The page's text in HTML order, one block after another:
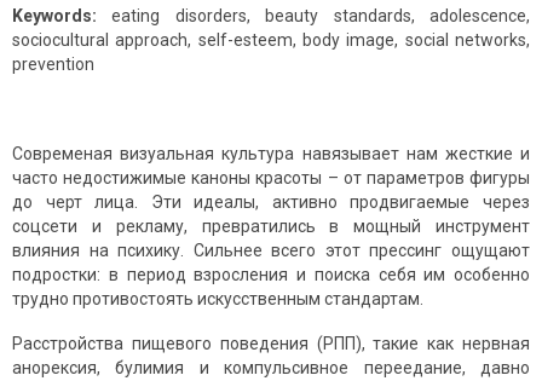
Keywords: eating disorders, beauty standards, adolescence,
sociocultural approach, self-esteem, body image, social networks,
prevention
Современая визуальная культура навязывает нам жесткие и
часто недостижимые каноны красоты – от параметров фигуры
до черт лица. Эти идеалы, активно продвигаемые через
соцсети и рекламу, превратились в мощный инструмент
влияния на психику. Сильнее всего этот прессинг ощущают
подростки: в период взросления и поиска себя им особенно
трудно противостоять искусственным стандартам.
Расстройства пищевого поведения (РПП), такие как нервная
анорексия, булимия и компульсивное переедание, давно